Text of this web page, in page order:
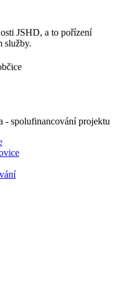
JSHD, a to pořízení
služby.
- spolufinancování projektu